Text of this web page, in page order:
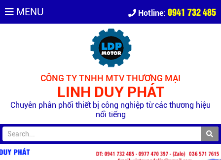
MENU Hotline: 0941 732 485
CÔNG TY TNHH MTV THƯƠNG MẠI
LINH DUY PHÁT
Chuyên phân phối thiết bị công nghiệp từ các thương hiệu
nổi tiếng